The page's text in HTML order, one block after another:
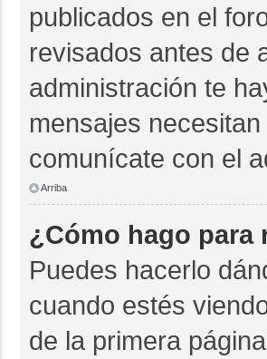
publicados en el
revisados antes de
administración te
mensajes
comunícate con el
Arriba
¿Cómo hago para
Puedes hacerlo
cuando estés
de la primera